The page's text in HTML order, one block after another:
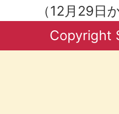
（12月29日
Copyright